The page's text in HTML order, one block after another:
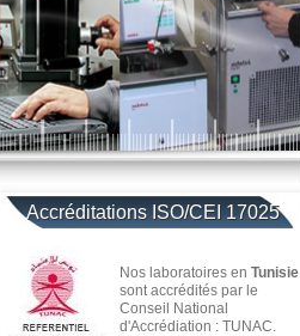
Accréditations ISO/CEI 17025
Nos laboratoires en Tunisie
sont accrédités par le
Conseil National
d'Accrédiation : TUNAC.